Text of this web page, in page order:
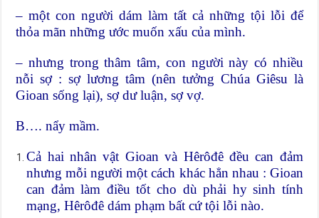
– một con người dám làm tất cả những tội lỗi để
thỏa mãn những ước muốn xấu của mình.
– nhưng trong thâm tâm, con người này có nhiều
nỗi sợ : sợ lương tâm (nên tưởng Chúa Giêsu là
Gioan sống lại), sợ dư luận, sợ vợ.
B…. nẩy mầm.
Cả hai nhân vật Gioan và Hêrôđê đều can đảm
nhưng mỗi người một cách khác hẳn nhau : Gioan
can đảm làm điều tốt cho dù phải hy sinh tính
mạng, Hêrôđê dám phạm bất cứ tội lỗi nào.